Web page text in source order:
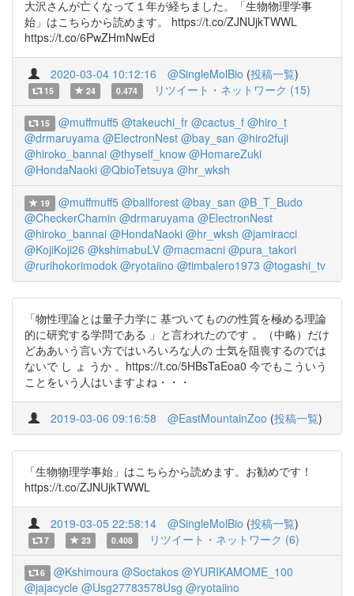
大沢さんが亡くなって１年が経ちました。「生物物理学事
始」はこちらから読めます。 https://t.co/ZJNUjkTWWL
https://t.co/6PwZHmNwEd
2020-03-04 10:12:16 @SingleMolBio (投稿一覧)
15 24 0.474 リツイート・ネットワーク (15)
15 @muffmuff5 @takeuchi_fr @cactus_f @hiro_t
@drmaruyama @ElectronNest @bay_san @hiro2fuji
@hiroko_bannai @thyself_know @HomareZuki
@HondaNaoki @QbioTetsuya @hr_wksh
19 @muffmuff5 @ballforest @bay_san @B_T_Budo
@CheckerChamin @drmaruyama @ElectronNest
@hiroko_bannai @HondaNaoki @hr_wksh @jamiracci
@KojiKoji26 @kshimabuLV @macmacni @pura_takori
@rurihokorimodok @ryotaiino @timbalero1973 @togashi_tv
「物性理論とは量子力学に 基づいてものの性質を極める理論
的に研究する学問である 」と言われたのです 。（中略）だけ
どああいう言い方ではいろいろな人の 士気を阻喪するのでは
ないで し ょ うか 。https://t.co/5HBsTaEoa0 今でもこういう
ことをいう人はいますよね・・・
2019-03-06 09:16:58 @EastMountainZoo (投稿一覧)
「生物物理学事始」はこちらから読めます。お勧めです！
https://t.co/ZJNUjkTWWL
2019-03-05 22:58:14 @SingleMolBio (投稿一覧)
7 23 0.408 リツイート・ネットワーク (6)
6 @Kshimoura @Soctakos @YURIKAMOME_100
@jajacycle @Usg27783578Usg @ryotaiino